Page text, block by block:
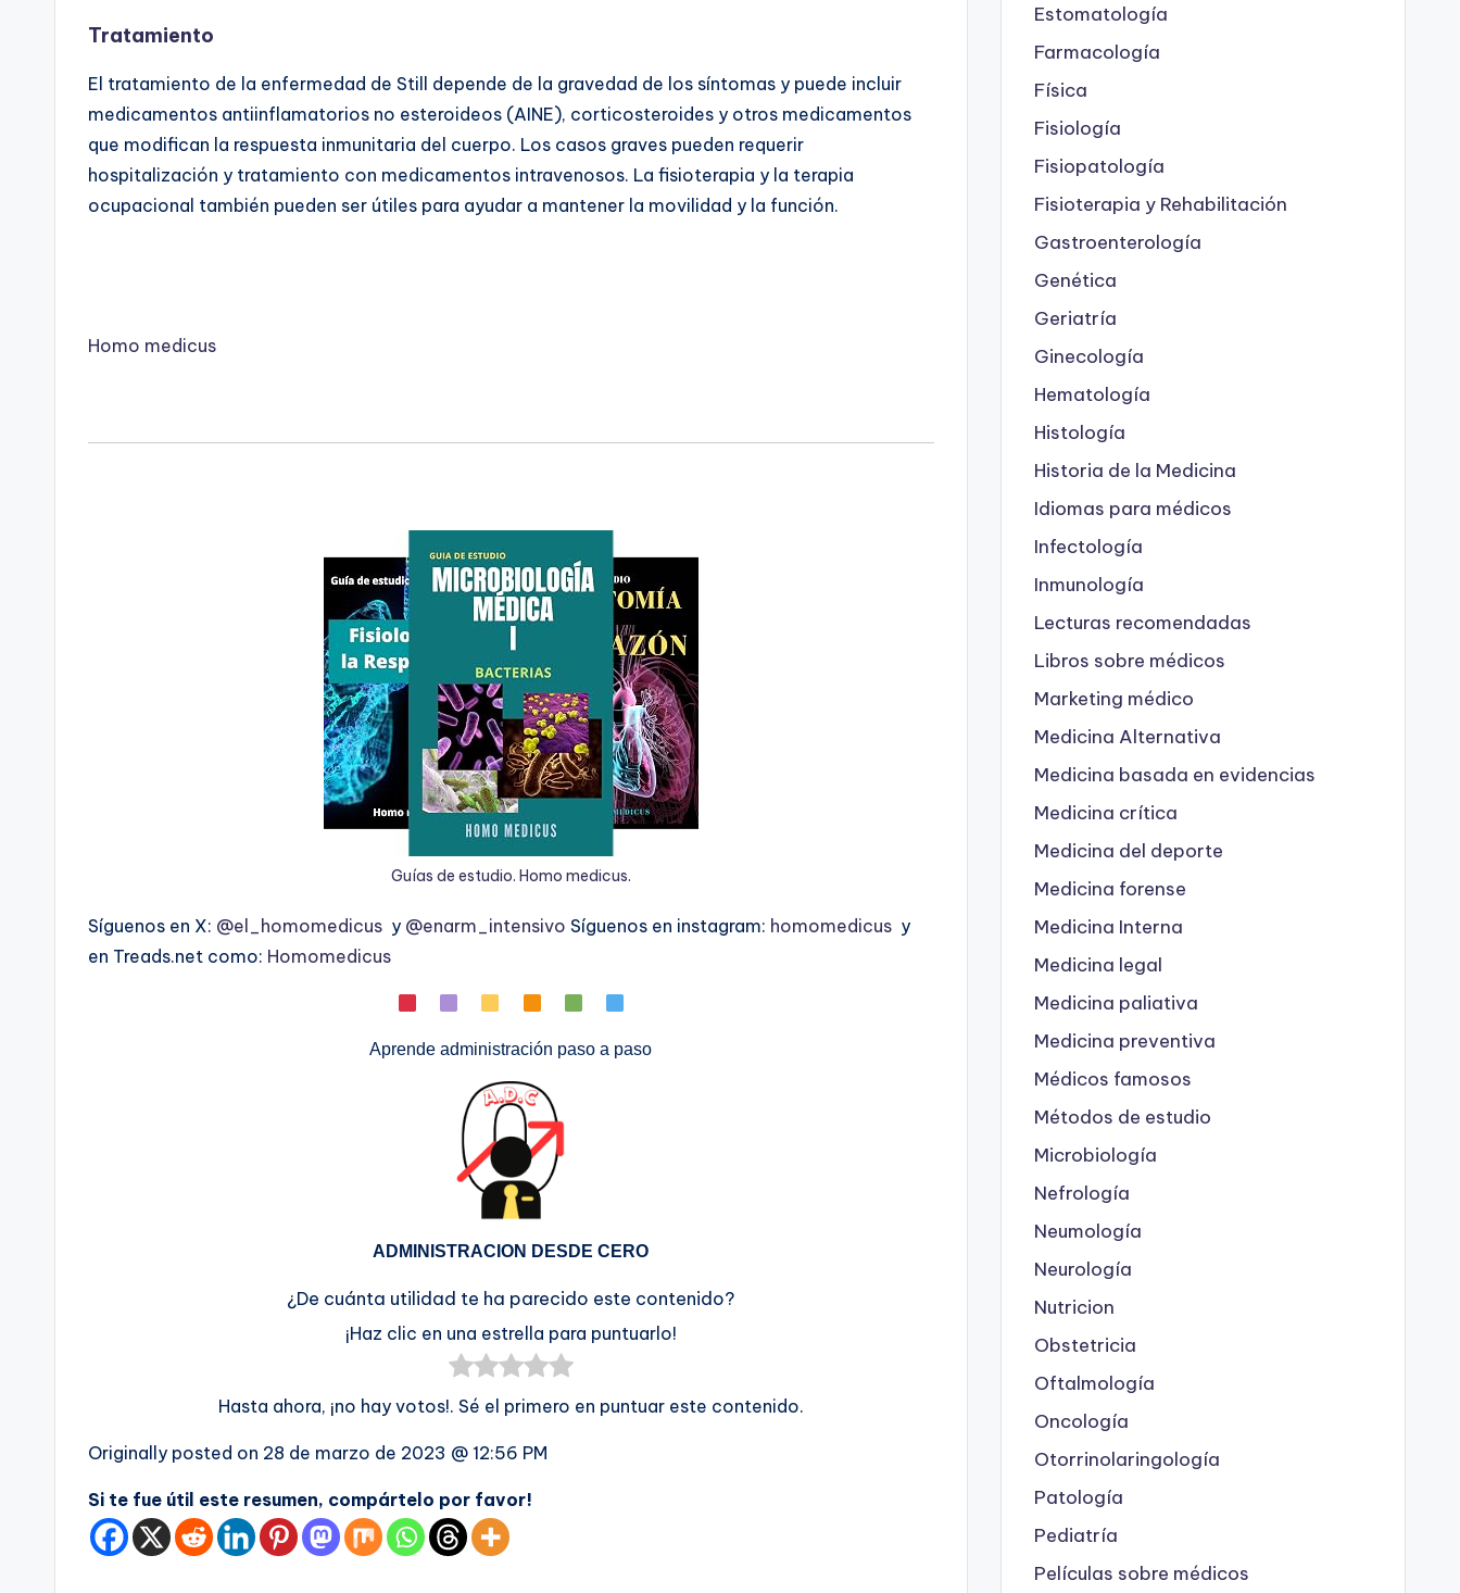
Tratamiento
El tratamiento de la enfermedad de Still depende de la gravedad de los síntomas y puede incluir
medicamentos antiinflamatorios no esteroideos (AINE), corticosteroides y otros medicamentos
que modifican la respuesta inmunitaria del cuerpo. Los casos graves pueden requerir
hospitalización y tratamiento con medicamentos intravenosos. La fisioterapia y la terapia
ocupacional también pueden ser útiles para ayudar a mantener la movilidad y la función.
Homo medicus
Guías de estudio. Homo medicus.
Síguenos en X: @el_homomedicus y @enarm_intensivo Síguenos en instagram: homomedicus y
en Treads.net como: Homomedicus
Aprende administración paso a paso
ADMINISTRACION DESDE CERO
¿De cuánta utilidad te ha parecido este contenido?
¡Haz clic en una estrella para puntuarlo!
Hasta ahora, ¡no hay votos!. Sé el primero en puntuar este contenido.
Originally posted on 28 de marzo de 2023 @ 12:56 PM
Si te fue útil este resumen, compártelo por favor!
Estomatología
Farmacología
Física
Fisiología
Fisiopatología
Fisioterapia y Rehabilitación
Gastroenterología
Genética
Geriatría
Ginecología
Hematología
Histología
Historia de la Medicina
Idiomas para médicos
Infectología
Inmunología
Lecturas recomendadas
Libros sobre médicos
Marketing médico
Medicina Alternativa
Medicina basada en evidencias
Medicina crítica
Medicina del deporte
Medicina forense
Medicina Interna
Medicina legal
Medicina paliativa
Medicina preventiva
Médicos famosos
Métodos de estudio
Microbiología
Nefrología
Neumología
Neurología
Nutricion
Obstetricia
Oftalmología
Oncología
Otorrinolaringología
Patología
Pediatría
Películas sobre médicos